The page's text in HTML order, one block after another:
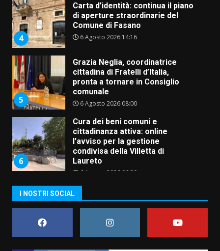
4
Carta d’identità: continua il piano
di aperture straordinarie del
Comune di Fasano
6 Agosto 2026 14:16
5
Grazia Neglia, coordinatrice
cittadina di Fratelli d’Italia,
pronta a tornare in Consiglio
comunale
6 Agosto 2026 08:00
6
Cura dei beni comuni e
cittadinanza attiva: online
l’avviso per la gestione
condivisa della Villetta di
Laureto
6 Agosto 2026 06:20
assoluta de “L’Albergo
Belvedere. Il rapimento”
6 Agosto 2026 06:15
I NOSTRI SOCIAL